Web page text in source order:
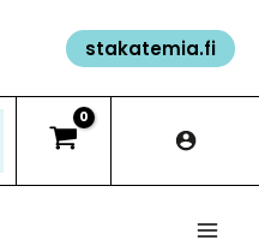
stakatemia.fi